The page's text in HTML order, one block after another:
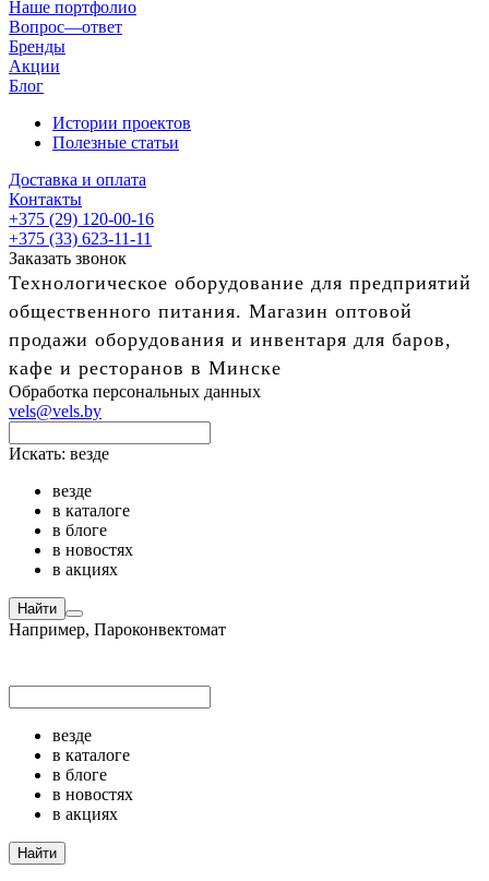
Наше портфолио
Вопрос—ответ
Бренды
Акции
Блог
Истории проектов
Полезные статьи
Доставка и оплата
Контакты
+375 (29) 120-00-16
+375 (33) 623-11-11
Заказать звонок
Технологическое оборудование для предприятий
общественного питания. Магазин оптовой
продажи оборудования и инвентаря для баров,
кафе и ресторанов в Минске
Обработка персональных данных
vels@vels.by
Искать: везде
везде
в каталоге
в блоге
в новостях
в акциях
Найти
Например, Пароконвектомат
везде
в каталоге
в блоге
в новостях
в акциях
Найти